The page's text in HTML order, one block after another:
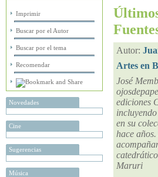
Imprimir
Buscar por el Autor
Buscar por el tema
Recomendar
Novedades
Cine
Sugerencias
Música
Autor:
Artes en
José
ediciones
en su
hace
Maruri